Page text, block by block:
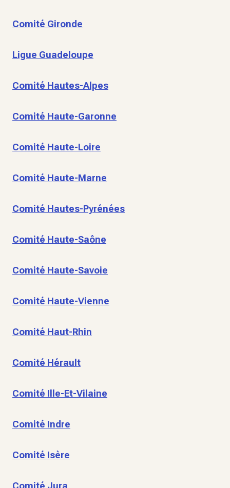
Comité Gironde
Ligue Guadeloupe
Comité Hautes-Alpes
Comité Haute-Garonne
Comité Haute-Loire
Comité Haute-Marne
Comité Hautes-Pyrénées
Comité Haute-Saône
Comité Haute-Savoie
Comité Haute-Vienne
Comité Haut-Rhin
Comité Hérault
Comité Ille-Et-Vilaine
Comité Indre
Comité Isère
Comité Jura